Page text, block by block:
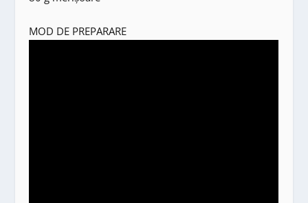
MOD DE PREPARARE